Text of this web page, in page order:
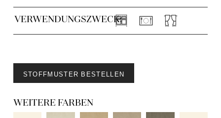
VERWENDUNGSZWECK:
STOFFMUSTER BESTELLEN
WEITERE FARBEN